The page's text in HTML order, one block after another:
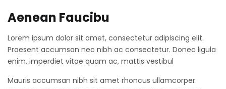
Aenean Faucibu
Lorem ipsum dolor sit amet, consectetur adipiscing elit.
Praesent accumsan nec nibh ac consectetur. Donec ligula
enim, imperdiet vitae quam ac, mattis vestibul
Mauris accumsan nibh sit amet rhoncus ullamcorper.